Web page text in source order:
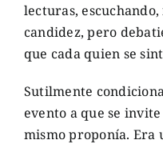
lecturas,
candidez, pero
que cada quien se
Sutilmente
evento a que se
mismo proponía. Era